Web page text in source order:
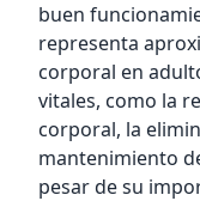
buen
representa
corporal en
vitales, como la
corporal, la
mantenimiento
pesar de su